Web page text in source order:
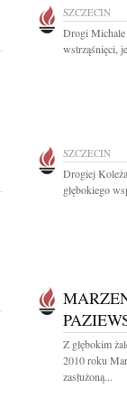
SZCZECIN
Drogi Michale
wstrząśnięci,
SZCZECIN
Drogiej
głębokiego
Z głębokim
2010 roku
zasłużoną...